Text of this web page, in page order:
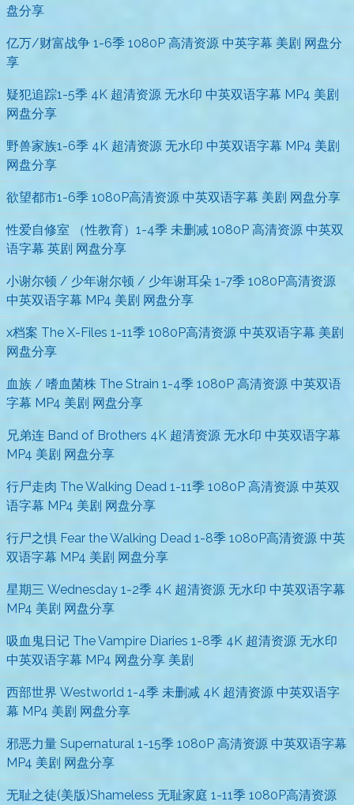
盘分享
亿万/财富战争 1-6季 1080P 高清资源 中英字幕 美剧 网盘分
享
疑犯追踪1-5季 4K 超清资源 无水印 中英双语字幕 MP4 美剧
网盘分享
野兽家族1-6季 4K 超清资源 无水印 中英双语字幕 MP4 美剧
网盘分享
欲望都市1-6季 1080P高清资源 中英双语字幕 美剧 网盘分享
性爱自修室 （性教育）1-4季 未删减 1080P 高清资源 中英双
语字幕 英剧 网盘分享
小谢尔顿 / 少年谢尔顿 / 少年谢耳朵 1-7季 1080P高清资源
中英双语字幕 MP4 美剧 网盘分享
x档案 The X-Files 1-11季 1080P高清资源 中英双语字幕 美剧
网盘分享
血族 / 嗜血菌株 The Strain 1-4季 1080P 高清资源 中英双语
字幕 MP4 美剧 网盘分享
兄弟连 Band of Brothers 4K 超清资源 无水印 中英双语字幕
MP4 美剧 网盘分享
行尸走肉 The Walking Dead 1-11季 1080P 高清资源 中英双
语字幕 MP4 美剧 网盘分享
行尸之惧 Fear the Walking Dead 1-8季 1080P高清资源 中英
双语字幕 MP4 美剧 网盘分享
星期三 Wednesday 1-2季 4K 超清资源 无水印 中英双语字幕
MP4 美剧 网盘分享
吸血鬼日记 The Vampire Diaries 1-8季 4K 超清资源 无水印
中英双语字幕 MP4 网盘分享 美剧
西部世界 Westworld 1-4季 未删减 4K 超清资源 中英双语字
幕 MP4 美剧 网盘分享
邪恶力量 Supernatural 1-15季 1080P 高清资源 中英双语字幕
MP4 美剧 网盘分享
无耻之徒(美版)Shameless 无耻家庭 1-11季 1080P高清资源